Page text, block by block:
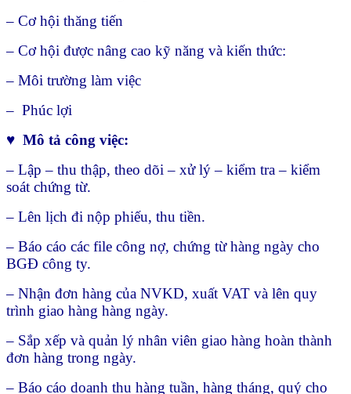
– Cơ hội thăng tiến
– Cơ hội được nâng cao kỹ năng và kiến thức:
– Môi trường làm việc
– Phúc lợi
♥ Mô tả công việc:
– Lập – thu thập, theo dõi – xử lý – kiểm tra – kiểm
soát chứng từ.
– Lên lịch đi nộp phiếu, thu tiền.
– Báo cáo các file công nợ, chứng từ hàng ngày cho
BGĐ công ty.
– Nhận đơn hàng của NVKD, xuất VAT và lên quy
trình giao hàng hàng ngày.
– Sắp xếp và quản lý nhân viên giao hàng hoàn thành
đơn hàng trong ngày.
– Báo cáo doanh thu hàng tuần, hàng tháng, quý cho